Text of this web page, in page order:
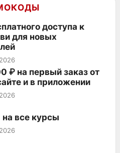
доступа к
для новых
₽ на первый заказ от
и в приложении
на все курсы